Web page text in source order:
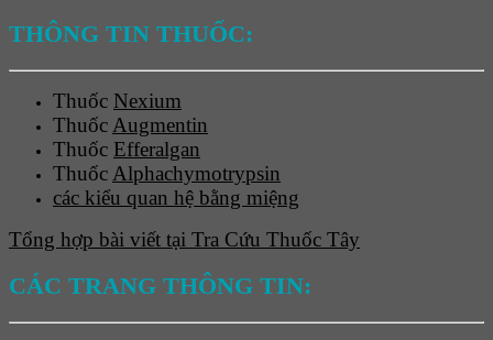
THÔNG TIN THUỐC:
Thuốc Nexium
Thuốc Augmentin
Thuốc Efferalgan
Thuốc Alphachymotrypsin
các kiểu quan hệ bằng miệng
Tổng hợp bài viết tại Tra Cứu Thuốc Tây
CÁC TRANG THÔNG TIN: